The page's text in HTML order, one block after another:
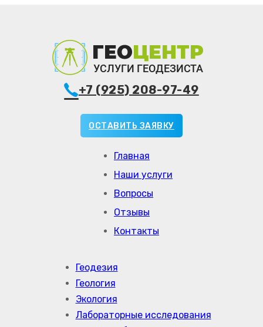
Главная
Наши услуги
Вопросы
Отзывы
Контакты
Геодезия
Геология
Экология
Лабораторные исследования
+7 (925) 208-97-49
ОСТАВИТЬ ЗАЯВКУ